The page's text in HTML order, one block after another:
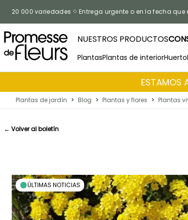
20 000 variedades Entrega urgente o en la fecha que
NUESTROS PRODUCTOS
PlantasPlantas de interiorHuerto
Plantas de jardín > Blog > Plantas y flores > Plantas
← Volver al boletín
ÚLTIMAS NOTICIAS